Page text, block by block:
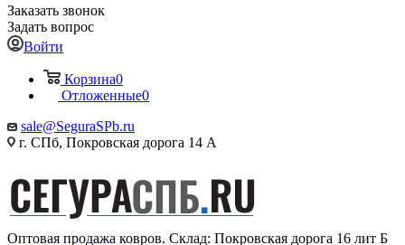
Заказать звонок
Задать вопрос
Войти
Корзина0
Отложенные0
sale@SeguraSPb.ru
г. СПб, Покровская дорога 14 А
Оптовая продажа ковров. Склад: Покровская дорога 16 лит Б